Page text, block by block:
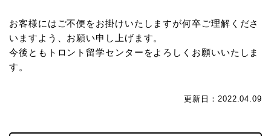
お客様にはご不便をお掛けいたしますが何卒ご理解くださ
いますよう、お願い申し上げます。
今後ともトロント留学センターをよろしくお願いいたしま
す。
更新日：2022.04.09